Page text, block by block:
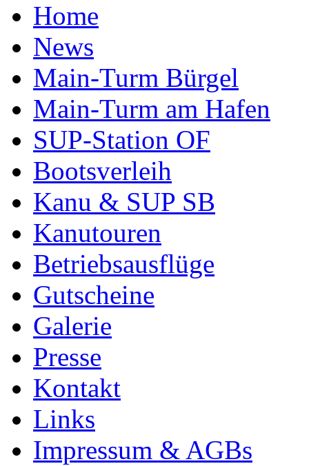
Home
News
Main-Turm Bürgel
Main-Turm am Hafen
SUP-Station OF
Bootsverleih
Kanu & SUP SB
Kanutouren
Betriebsausflüge
Gutscheine
Galerie
Presse
Kontakt
Links
Impressum & AGBs